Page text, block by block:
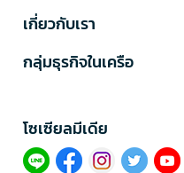
เกี่ยวกับเรา
กลุ่มธุรกิจในเครือ
โซเซียลมีเดีย​